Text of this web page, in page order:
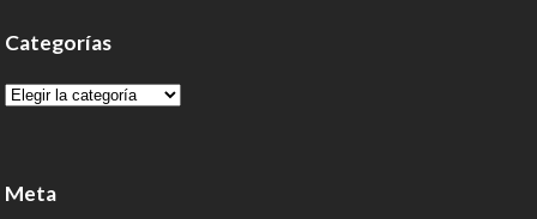
Categorías
Categorías
Meta